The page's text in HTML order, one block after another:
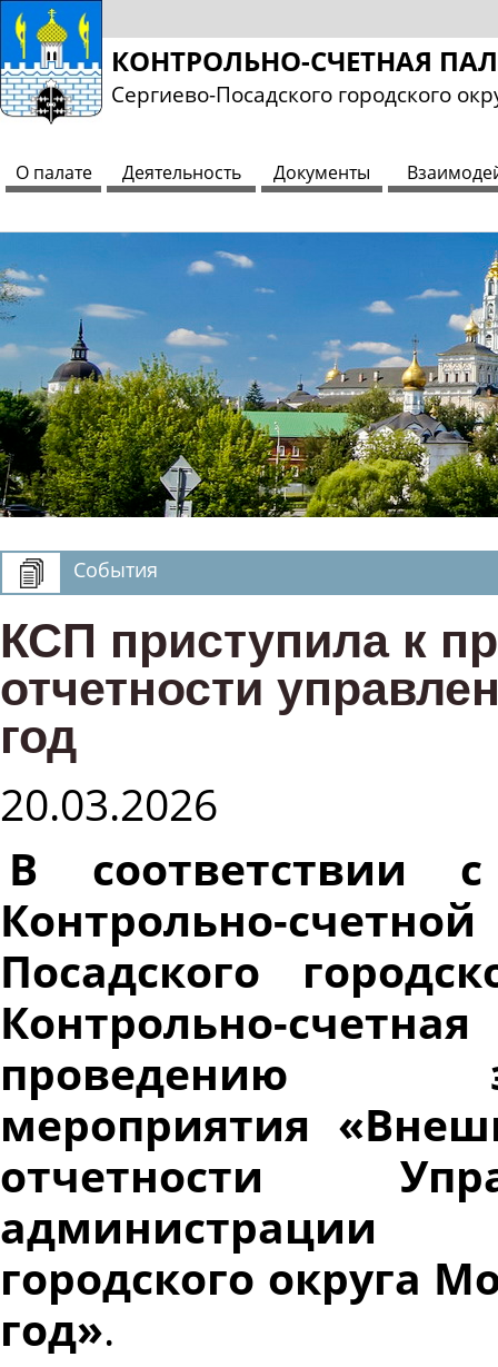
КОНТРОЛЬНО-СЧЕТНАЯ
Сергиево-Посадского городского
О палате Деятельность Документы
События
КСП приступила к
отчетности
год
20.03.2026
В
Контрольно-
Посадского
Контрольно-
проведению
мероприятия
отчетности
администрации
городского округа
год».